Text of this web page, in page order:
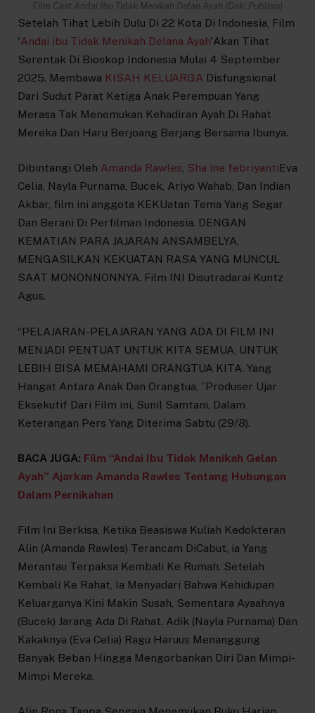
Film Cast Andai Ibu Tidak Menikah Delan Ayah (Dok: Publisis)
Setelah Tihat Lebih Dulu Di 22 Kota Di Indonesia, Film
'Andai ibu Tidak Menikah Delana Ayah'Akan Tihat
Serentak Di Bioskop Indonesia Mulai 4 September
2025. Membawa KISAH KELUARGA Disfungsional
Dari Sudut Parat Ketiga Anak Perempuan Yang
Merasa Tak Menemukan Kehadiran Ayah Di Rahat
Mereka Dan Haru Berjoang Berjang Bersama Ibunya.
Dibintangi Oleh Amanda Rawles, Sha ine febriyantiEva
Celia, Nayla Purnama, Bucek, Ariyo Wahab, Dan Indian
Akbar, film ini anggota KEKUatan Tema Yang Segar
Dan Berani Di Perfilman Indonesia. DENGAN
KEMATIAN PARA JAJARAN ANSAMBELYA,
MENGASILKAN KEKUATAN RASA YANG MUNCUL
SAAT MONONNONNYA. Film INI Disutradarai Kuntz
Agus.
“PELAJARAN-PELAJARAN YANG ADA DI FILM INI
MENJADI PENTUAT UNTUK KITA SEMUA, UNTUK
LEBIH BISA MEMAHAMI ORANGTUA KITA. Yang
Hangat Antara Anak Dan Orangtua, ”Produser Ujar
Eksekutif Dari Film ini, Sunil Samtani, Dalam
Keterangan Pers Yang Diterima Sabtu (29/8).
BACA JUGA: Film “Andai Ibu Tidak Menikah Gelan
Ayah” Ajarkan Amanda Rawles Tentang Hubungan
Dalam Pernikahan
Film Ini Berkisa, Ketika Beasiswa Kuliah Kedokteran
Alin (Amanda Rawles) Terancam DiCabut, ia Yang
Merantau Terpaksa Kembali Ke Rumah. Setelah
Kembali Ke Rahat, Ia Menyadari Bahwa Kehidupan
Keluarganya Kini Makin Susah, Sementara Ayaahnya
(Bucek) Jarang Ada Di Rahat. Adik (Nayla Purnama) Dan
Kakaknya (Eva Celia) Ragu Haruus Menanggung
Banyak Beban Hingga Mengorbankan Diri Dan Mimpi-
Mimpi Mereka.